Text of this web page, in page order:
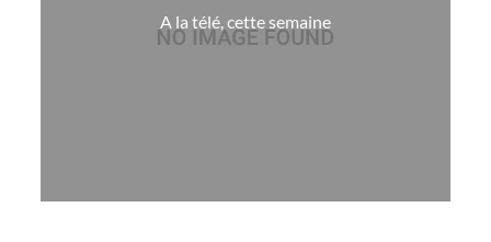
A la télé, cette semaine